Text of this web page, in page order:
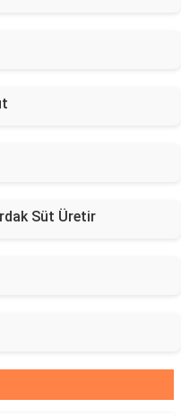
Süt Üretir